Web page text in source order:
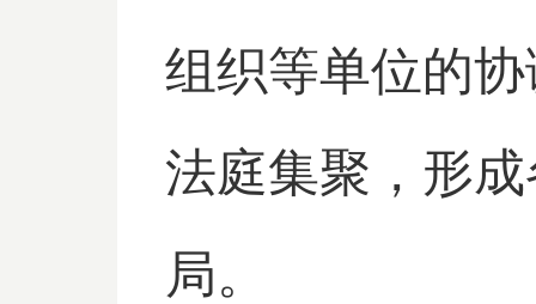
组织等单位的
法庭集聚，形
局。